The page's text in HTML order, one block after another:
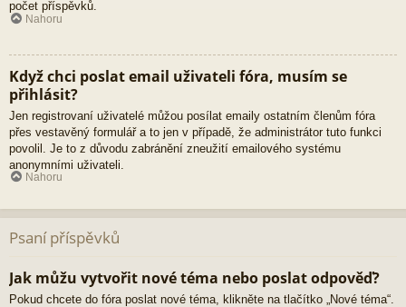
počet příspěvků.
Nahoru
Když chci poslat email uživateli fóra, musím se
přihlásit?
Jen registrovaní uživatelé můžou posílat emaily ostatním členům fóra
přes vestavěný formulář a to jen v případě, že administrátor tuto funkci
povolil. Je to z důvodu zabránění zneužití emailového systému
anonymními uživateli.
Nahoru
Psaní příspěvků
Jak můžu vytvořit nové téma nebo poslat odpověď?
Pokud chcete do fóra poslat nové téma, klikněte na tlačítko „Nové téma“.